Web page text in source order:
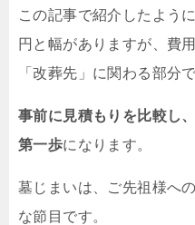
この記事で紹介したよう
円と幅がありますが、費
「改葬先」に関わる部分で
事前に見積もりを比較し
第一歩になります。
墓じまいは、ご先祖様へ
な節目です。